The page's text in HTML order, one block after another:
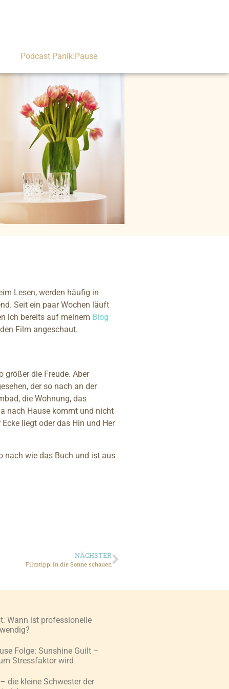
Podcast Panik:Pause
Lesen, werden häufig in
Seit ein paar Wochen läuft
ich bereits auf meinem Blog
Film angeschaut.
größer die Freude. Aber
der so nach an der
die Wohnung, das
nach Hause kommt und nicht
liegt oder das Hin und Her
nach wie das Buch und ist aus
NÄCHSTER
Filmtipp: In die Sonne schauen
Wann ist professionelle
Folge: Sunshine Guilt –
Stressfaktor wird
die kleine Schwester der